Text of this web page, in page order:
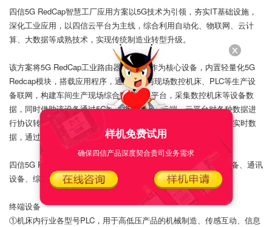
四信5G RedCap智慧工厂应用方案以5G技术为引领，夯实IT基础设施，
深化工业应用，以四信云平台为主线，综合利用自动化、物联网、云计
算、大数据等成熟技术，实现传统制造业转型升级。
该方案将5G RedCap工业路由器F3X26Q作为核心设备，内置轻量化5G
Redcap模块，搭载应用程序，通过网线与现场数控机床、PLC等生产设
备联网，构建车间生产现场综合数据交换平台，采集数控机床等设备数
据，同时借助该设备通过5G网络将数据上传云端，云平台对各种数据进
行协议转换、解析和存储，企业用户通过平台 API 接口接入获取实时数
据，通过大屏进行展示。
四信5G RedCap智慧工厂应用方案主要由四个部分组成，终端设备、通讯
设备、综合业务应用平台、TR069设备管理平台。
终端设备
①机床内行业各型号PLC，用于高低压产品的机械制造、传感互动、信息
样机免费试用
确保四信产品深度契合贵司业务需求